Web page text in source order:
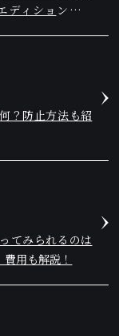
ィションを紹
？防止方法も紹
てみられるのは
用も解説！